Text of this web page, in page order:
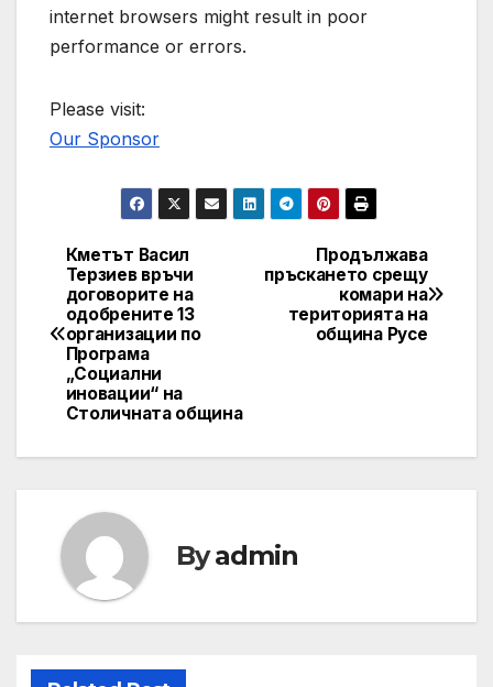
internet browsers might result in poor
performance or errors.
Please visit:
Our Sponsor
Post
navigation
Продължава
пръскането срещу
комари на
територията на
община Русе
Кметът Васил
Терзиев връчи
договорите на
одобрените 13
организации по
Програма
„Социални
иновации“ на
Столичната община
Byadmin